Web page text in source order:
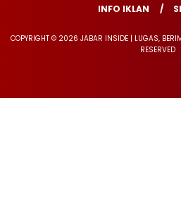
INFO IKLAN
COPYRIGHT © 2026 JABAR INSIDE | LUGAS,
RESERVED